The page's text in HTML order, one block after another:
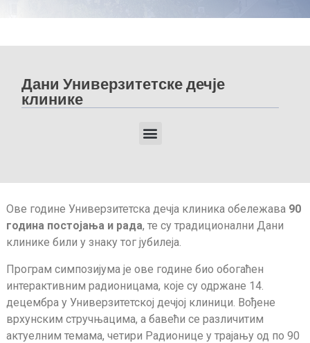
Дани Универзитетске дечје
клинике
Ове године Универзитетска дечја клиника обележава 90
година постојања и рада, те су традиционални Дани
клинике били у знаку тог јубилеја.
Програм симпозијума је ове године био обогаћен
интерактивним радионицама, које су одржане 14.
децембра у Универзитетској дечјој клиници. Вођене
врхунским стручњацима, а бавећи се различитим
актуелним темама, четири Радионице у трајању од по 90